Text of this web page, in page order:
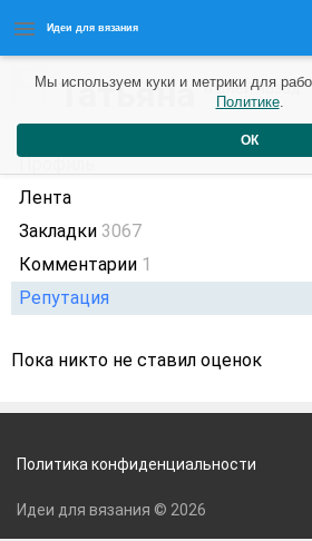
Идеи для вязания
Татьяна8 дней назад
Профиль
Лента
Закладки 3067
Комментарии 1
Репутация
Пока никто не ставил оценок
Мы используем куки и метрики для
Политике.
ОК
Политика конфиденциальности
Идеи для вязания © 2026